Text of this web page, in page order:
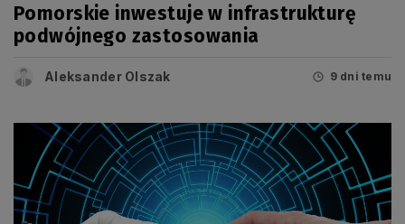
Pomorskie inwestuje w infrastrukturę
podwójnego zastosowania
Aleksander Olszak 9 dni temu